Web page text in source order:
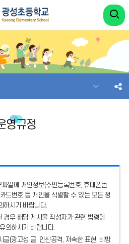
영규정
일에
개인정보(주민등록번호, 휴대폰번
드번호 등 개인을 식별할 수 있는 모든 정
하시기 바랍니다.
경우 해당 게시물 작성자가 관련 법령에
의하시기 바랍니다.
글(광고성 글, 인신공격, 저속한 표현, 비방